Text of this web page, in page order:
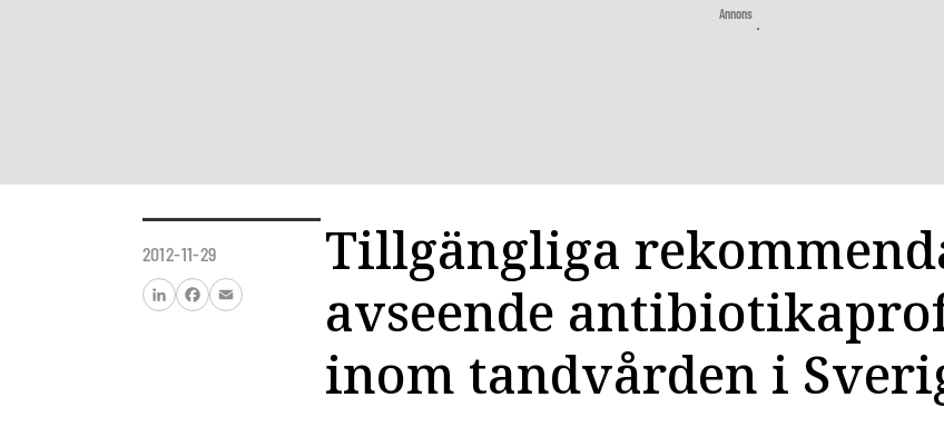
Annons
2012-11-29
FacebookEmail
Tillgängliga
avseende
inom tandvården i